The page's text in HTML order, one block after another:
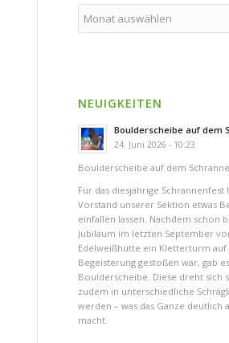
NEUIGKEITEN
Boulderscheibe auf dem
24. Juni 2026 - 10:23
Boulderscheibe auf dem
Für das diesjährige Schrannenfest
Vorstand unserer Sektion etwas
einfallen lassen. Nachdem schon
Jubiläum im letzten September
Edelweißhütte ein Kletterturm auf
Begeisterung gestoßen war, gab
Boulderscheibe. Diese dreht sich
zudem in unterschiedliche
werden – was das Ganze deutlich
macht.